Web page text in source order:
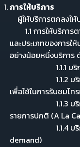
การให้บริการ
ผู้ให้บริการตกลงให้
1.1 การให้บริการ
และประเภทของการใ
อย่างน้อยหนึ่งบริการ
1.1.1 บริการช่อ
1.1.2 บริการช่อ
เพื่อใช้ในการรับชมโ
1.1.3 บริการช่อ
รายการปกติ (A La
1.1.4 บริการเ
demand)